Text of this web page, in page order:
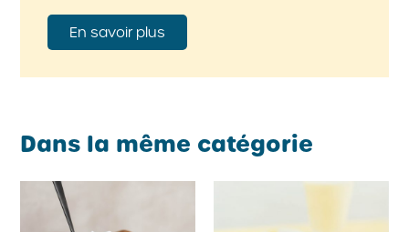
En savoir plus
Dans la même catégorie